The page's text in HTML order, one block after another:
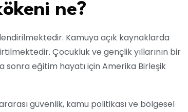
ne?
Kamuya açık kaynaklarda
Çocukluk ve gençlik yıllarının bir
sonra eğitim hayatı için Amerika Birleşik
güvenlik, kamu politikası ve bölgesel